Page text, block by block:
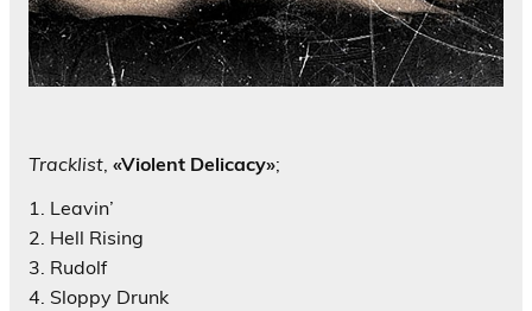
Tracklist, «Violent Delicacy»;
1. Leavin’
2. Hell Rising
3. Rudolf
4. Sloppy Drunk